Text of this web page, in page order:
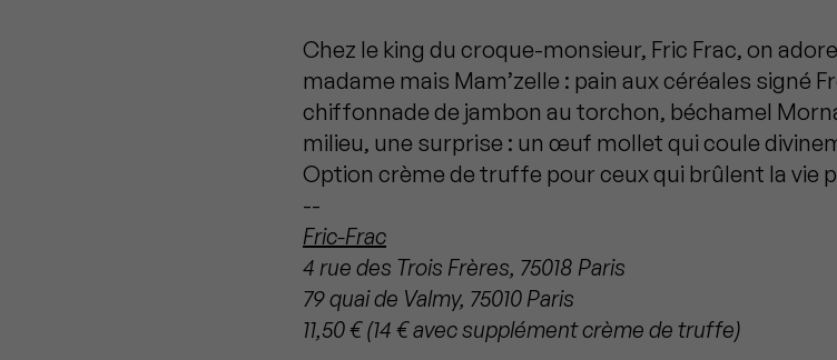
Chez le king du croque-monsieur, Fric Frac, on
madame mais Mam’zelle : pain aux céréales signé
chiffonnade de jambon au torchon, béchamel
milieu, une surprise : un œuf mollet qui coule
Option crème de truffe pour ceux qui brûlent la vie
--
Fric-Frac
4 rue des Trois Frères, 75018 Paris
79 quai de Valmy, 75010 Paris
11,50 € (14 € avec supplément crème de truffe)